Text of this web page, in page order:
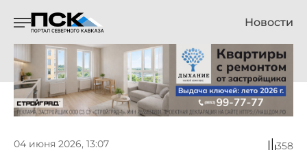
Новости
04 июня 2026, 13:07 358